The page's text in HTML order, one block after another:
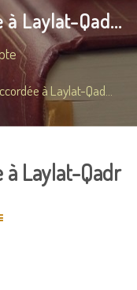
Laylat-Qad...
à Laylat-Qad...
à Laylat-Qadr